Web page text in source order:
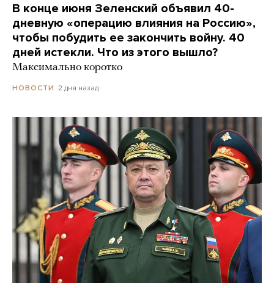
В конце июня Зеленский объявил 40-
дневную «операцию влияния на Россию»,
чтобы побудить ее закончить войну. 40
дней истекли. Что из этого вышло?
Максимально коротко
НОВОСТИ 2 дня назад